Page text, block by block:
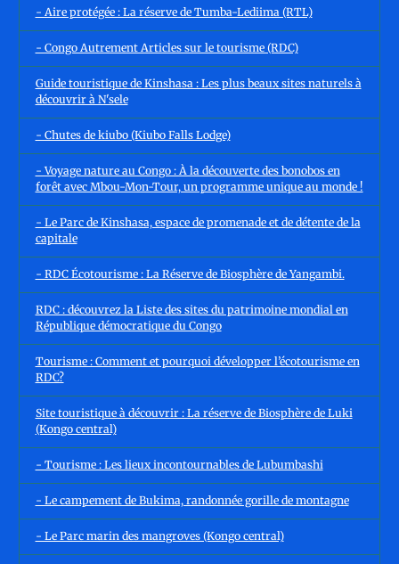
- Aire protégée : La réserve de Tumba-Lediima (RTL)
- Congo Autrement Articles sur le tourisme (RDC)
Guide touristique de Kinshasa : Les plus beaux sites naturels à
découvrir à N'sele
- Chutes de kiubo (Kiubo Falls Lodge)
- Voyage nature au Congo : À la découverte des bonobos en
forêt avec Mbou-Mon-Tour, un programme unique au monde !
- Le Parc de Kinshasa, espace de promenade et de détente de la
capitale
- RDC Écotourisme : La Réserve de Biosphère de Yangambi.
RDC : découvrez la Liste des sites du patrimoine mondial en
République démocratique du Congo
Tourisme : Comment et pourquoi développer l’écotourisme en
RDC?
Site touristique à découvrir : La réserve de Biosphère de Luki
(Kongo central)
- Tourisme : Les lieux incontournables de Lubumbashi
- Le campement de Bukima, randonnée gorille de montagne
- Le Parc marin des mangroves (Kongo central)